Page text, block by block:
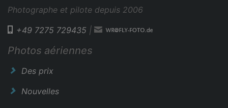
Photographe et pilote depuis 2006
+49 7275 729435 |
Photos aériennes
Des prix
Nouvelles